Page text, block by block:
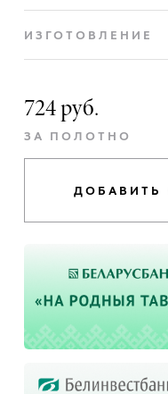
ИЗГОТОВЛЕНИЕ
724 руб.
ЗА ПОЛОТНО
ДОБАВИТЬ